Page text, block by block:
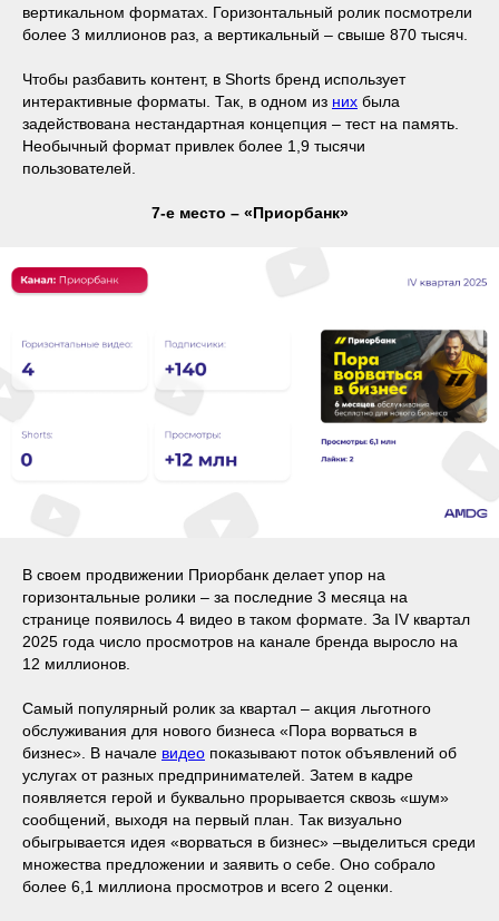
вертикальном форматах. Горизонтальный ролик посмотрели
более 3 миллионов раз, а вертикальный – свыше 870 тысяч.
Чтобы разбавить контент, в Shorts бренд использует
интерактивные форматы. Так, в одном из них была
задействована нестандартная концепция – тест на память.
Необычный формат привлек более 1,9 тысячи
пользователей.
7-е место – «Приорбанк»
В своем продвижении Приорбанк делает упор на
горизонтальные ролики – за последние 3 месяца на
странице появилось 4 видео в таком формате. За IV квартал
2025 года число просмотров на канале бренда выросло на
12 миллионов.
Самый популярный ролик за квартал – акция льготного
обслуживания для нового бизнеса «Пора ворваться в
бизнес». В начале видео показывают поток объявлений об
услугах от разных предпринимателей. Затем в кадре
появляется герой и буквально прорывается сквозь «шум»
сообщений, выходя на первый план. Так визуально
обыгрывается идея «ворваться в бизнес» –выделиться среди
множества предложении и заявить о себе. Оно собрало
более 6,1 миллиона просмотров и всего 2 оценки.